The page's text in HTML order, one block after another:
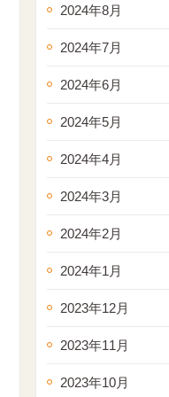
2024年8月
2024年7月
2024年6月
2024年5月
2024年4月
2024年3月
2024年2月
2024年1月
2023年12月
2023年11月
2023年10月